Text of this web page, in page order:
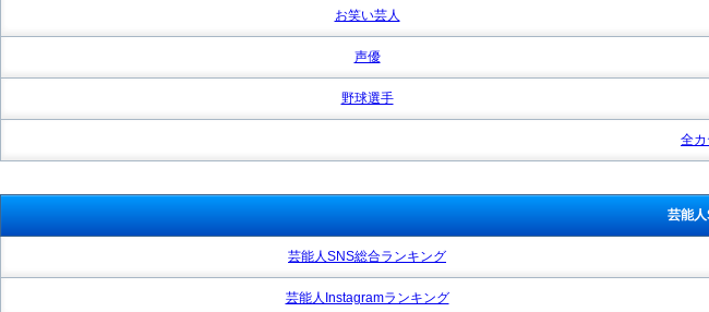
お笑い芸人
声優
野球選手
全
芸能
芸能人SNS総合ランキング
芸能人Instagramランキング